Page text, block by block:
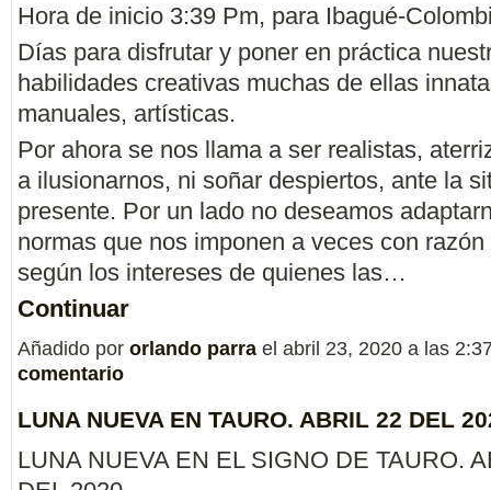
Hora de inicio 3:39 Pm, para Ibagué-
Días para disfrutar y poner en práctica
habilidades creativas muchas de ellas
manuales, artísticas.
Por ahora se nos llama a ser realistas,
a ilusionarnos, ni soñar despiertos, ante la
presente. Por un lado no deseamos
normas que nos imponen a veces con razón
según los intereses de quienes las…
Continuar
Añadido por orlando parra el abril 23, 2020 a las
comentario
LUNA NUEVA EN TAURO. ABRIL 22 DEL
LUNA NUEVA EN EL SIGNO DE TAURO.